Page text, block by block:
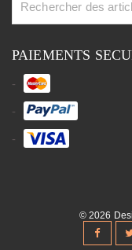
PAIEMENTS
© 2026